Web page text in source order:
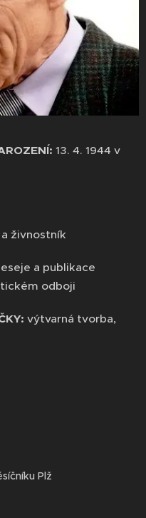
13. 4. 1944 v
živnostník
eseje a publikace
odboji
výtvarná tvorba,
Plž